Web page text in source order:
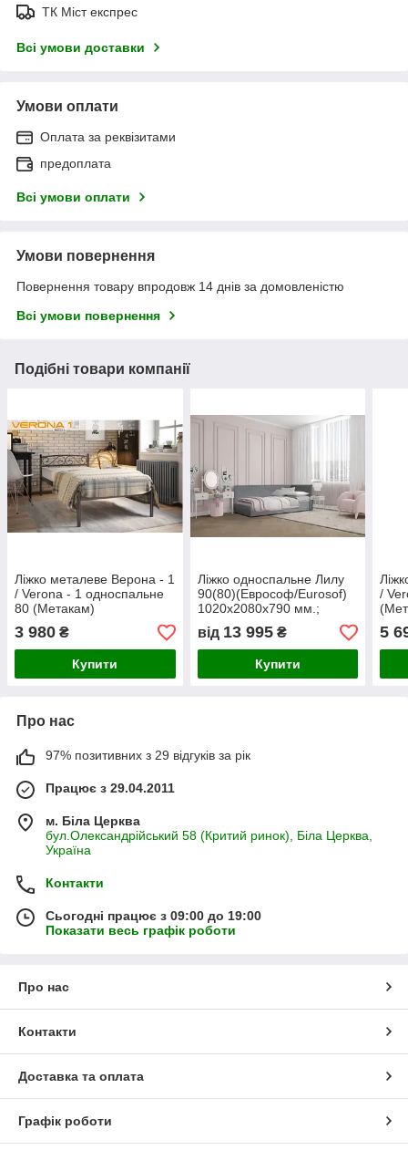
ТК Міст експрес
Всі умови доставки
Умови оплати
Оплата за реквізитами
предоплата
Всі умови оплати
Умови повернення
Повернення товару впродовж 14 днів за домовленістю
Всі умови повернення
Подібні товари компанії
Ліжко металеве Верона - 1
/ Verona - 1 односпальне
80 (Метакам)
860х2080х720 мм
3 980 ₴
Купити
Ліжко односпальне Лилу
90(80)(Еврософ/Eurosof)
1020х2080х790 мм.;
від 13 995₴
Купити
/
мм
5
Про нас
97% позитивних з 29 відгуків за рік
Працює з 29.04.2011
м. Біла Церква
бул.Олександрійський 58 (Критий ринок), Біла Церква,
Україна
Контакти
Сьогодні працює з 09:00 до 19:00
Показати весь графік роботи
Про нас
Контакти
Доставка та оплата
Графік роботи